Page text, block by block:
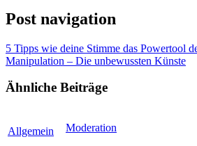
Post navigation
5 Tipps wie deine Stimme das Powertool
Manipulation – Die unbewussten Künste
Ähnliche Beiträge
Allgemein Moderation